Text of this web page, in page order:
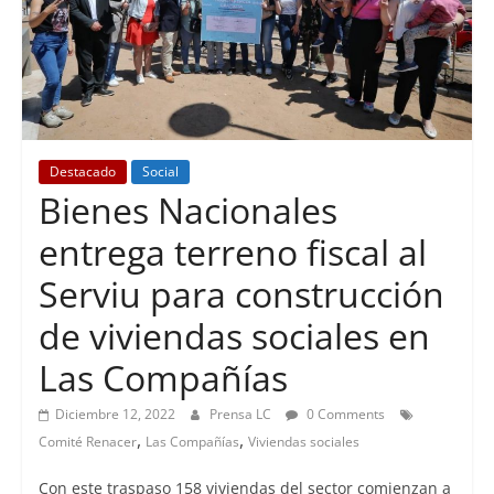
Destacado Social
Bienes Nacionales
entrega terreno fiscal al
Serviu para construcción
de viviendas sociales en
Las Compañías
Diciembre 12, 2022 Prensa LC
0 Comments
Comité Renacer, Las Compañías, Viviendas sociales
Con este traspaso 158 viviendas del sector comienzan a